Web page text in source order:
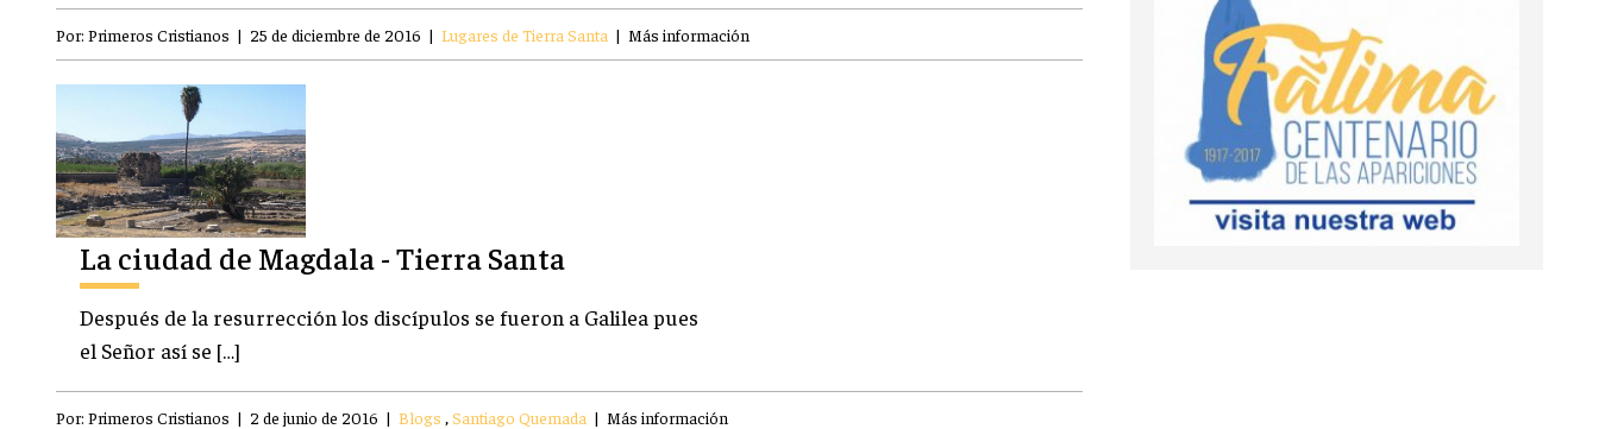
Por: Primeros Cristianos | 25 de diciembre de 2016 | Lugares de Tierra Santa | Más información
La ciudad de Magdala - Tierra Santa
Después de la resurrección los discípulos se fueron a Galilea pues
el Señor así se […]
Por: Primeros Cristianos | 2 de junio de 2016 | Blogs ,Santiago Quemada | Más información